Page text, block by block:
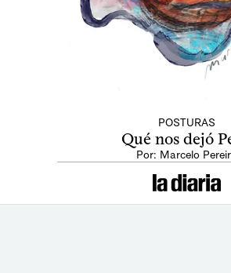
POSTURAS
Qué nos dejó
Por: Marcelo